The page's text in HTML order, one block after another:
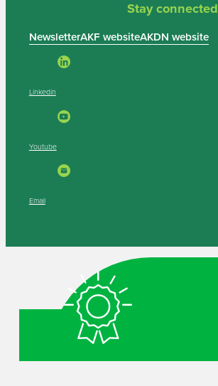
Stay connected
NewsletterAKF websiteAKDN website
Linkedin
Youtube
Email